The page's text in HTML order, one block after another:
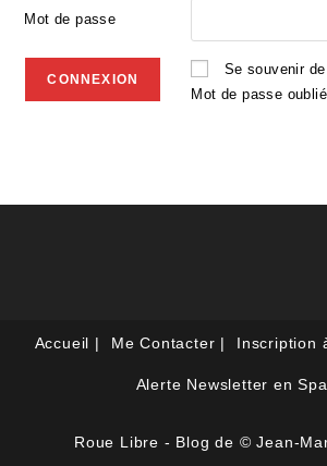
Mot de passe
Se souvenir
Mot de passe
Accueil Me Contacter Inscription
Alerte Newsletter en
Roue Libre - Blog de © Jean-